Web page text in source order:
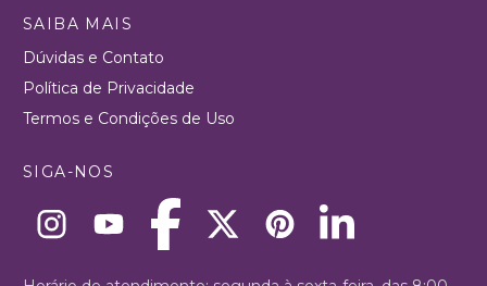
SAIBA MAIS
Dúvidas e Contato
Política de Privacidade
Termos e Condições de Uso
SIGA-NOS